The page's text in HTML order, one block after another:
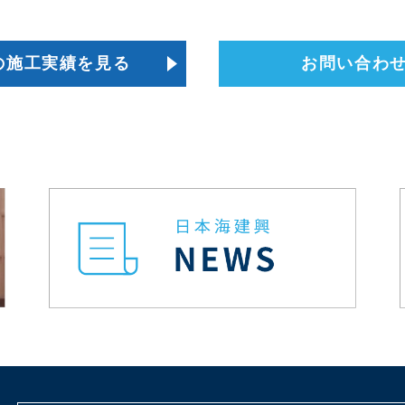
施工実績を見る お問い合わ